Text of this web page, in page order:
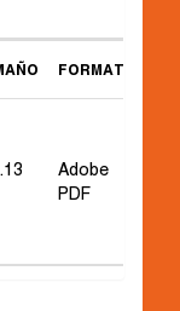
FORMATO
Adobe
PDF